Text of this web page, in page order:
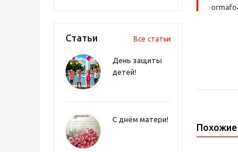
Статьи Все статьи
День защиты
детей!
С днём матери!